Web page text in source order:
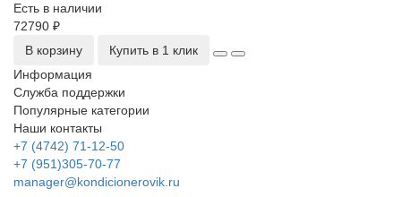
Есть в наличии
72790 ₽
В корзину
Купить в 1 клик
Информация
Служба поддержки
Популярные категории
Наши контакты
+7 (4742) 71-12-50
+7 (951)305-70-77
manager@kondicionerovik.ru